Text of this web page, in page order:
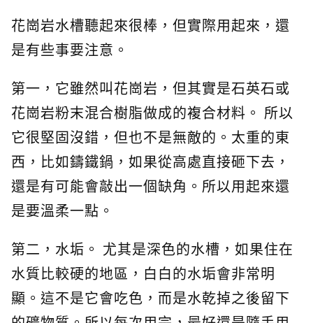
花崗岩水槽聽起來很棒，但實際用起來，還
是有些事要注意。
第一，它雖然叫花崗岩，但其實是石英石或
花崗岩粉末混合樹脂做成的複合材料。 所以
它很堅固沒錯，但也不是無敵的。太重的東
西，比如鑄鐵鍋，如果從高處直接砸下去，
還是有可能會敲出一個缺角。所以用起來還
是要溫柔一點。
第二，水垢。 尤其是深色的水槽，如果住在
水質比較硬的地區，白白的水垢會非常明
顯。這不是它會吃色，而是水乾掉之後留下